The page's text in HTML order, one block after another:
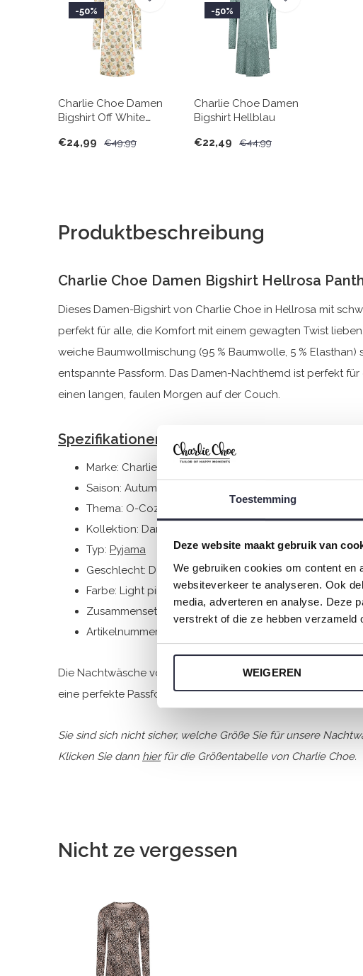
Toestemming
Deze website maakt gebruik van
We gebruiken cookies om content en
websiteverkeer te analyseren. Ook
media, adverteren en analyse. Deze
verstrekt of die ze hebben
WEIGEREN
-50%
Charlie Choe Damen
Bigshirt Off White
€24,99
€49,99
-50%
Charlie Choe Damen
Bigshirt Hellblau
€22,49
€44,99
Produktbeschreibung
Charlie Choe Damen Bigshirt Hellrosa
Dieses Damen-Bigshirt von Charlie Choe in Hellrosa mit
perfekt für alle, die Komfort mit einem gewagten Twist
weiche Baumwollmischung (95 % Baumwolle, 5 %
entspannte Passform. Das Damen-Nachthemd ist perfekt
einen langen, faulen Morgen auf der Couch.
Spezifikationen
Marke: Charlie Choe
Saison: Autumn/Winter 2025
Thema: O-Cozy days
Kollektion: Damen
Typ: Pyjama
Geschlecht: Damen
Farbe: Light pink
Zusammensetzung: 95% Cotton/ 5% Elastane
Artikelnummer: O57137-38
Die Nachtwäsche von Charlie Choe ist gefertigt aus einem
eine perfekte Passform.
Sie sind sich nicht sicher, welche Größe Sie für unsere
Klicken Sie dann hierfür die Größentabelle von Charlie Choe.
Nicht ze vergessen